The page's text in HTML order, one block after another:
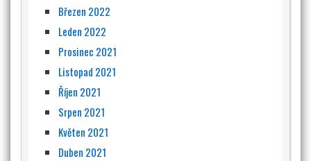
Březen 2022
Leden 2022
Prosinec 2021
Listopad 2021
Říjen 2021
Srpen 2021
Květen 2021
Duben 2021